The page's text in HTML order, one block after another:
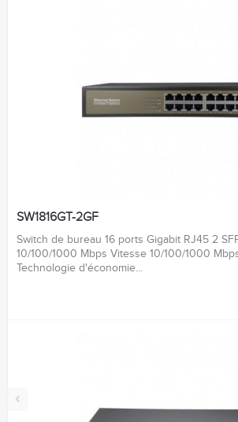
‹
SW1816GT-2GF
Switch de bureau 16 ports Gigabit RJ45 2
10/100/1000 Mbps Vitesse 10/100/1000
Technologie d'économie...